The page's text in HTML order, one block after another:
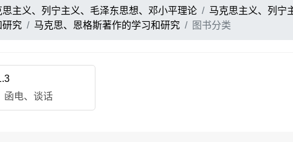
思主义、列宁主义、毛泽东思想、邓小平理论
马克思主义、列宁
研究
马克思、恩格斯著作的学习和研究 图书分类
函电、谈话